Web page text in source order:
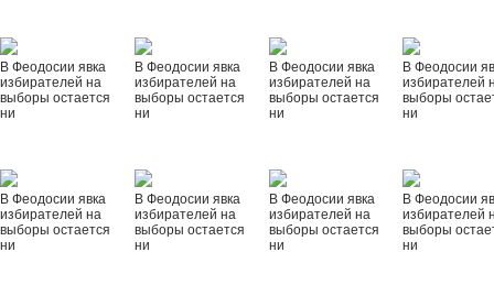
В Феодосии явка
избирателей на
выборы остается
ни
В Феодосии явка
избирателей на
выборы остается
ни
В Феодосии явка
избирателей на
выборы остается
ни
В Феодосии
избирателей
выборы
ни
В Феодосии явка
избирателей на
выборы остается
ни
В Феодосии явка
избирателей на
выборы остается
ни
В Феодосии явка
избирателей на
выборы остается
ни
В Феодосии
избирателей
выборы
ни